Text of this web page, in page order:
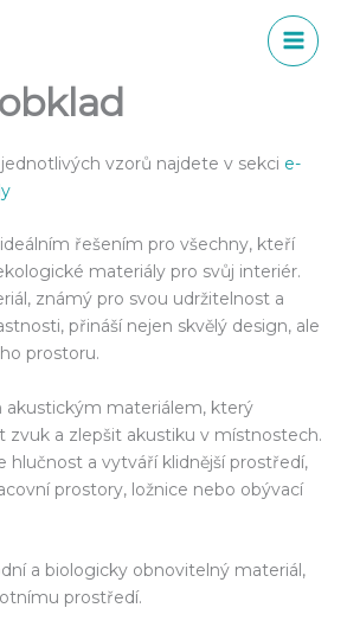
vzorů najdete v sekci e-
řešením pro všechny, kteří
materiály pro svůj interiér.
známý pro svou udržitelnost a
přináší nejen skvělý design, ale
prostoru.
akustickým materiálem, který
zvuk a zlepšit akustiku v místnostech.
hlučnost a vytváří klidnější prostředí,
prostory, ložnice nebo obývací
a biologicky obnovitelný materiál,
prostředí.